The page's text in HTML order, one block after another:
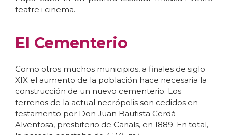
teatre i cinema.
El Cementerio
Como otros muchos municipios, a finales de siglo
XIX el aumento de la población hace necesaria la
construcción de un nuevo cementerio. Los
terrenos de la actual necrópolis son cedidos en
testamento por Don Juan Bautista Cerdá
Alventosa, presbiterio de Canals, en 1889. En total,